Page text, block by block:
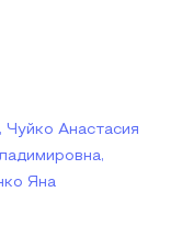
Анастасия
Яна